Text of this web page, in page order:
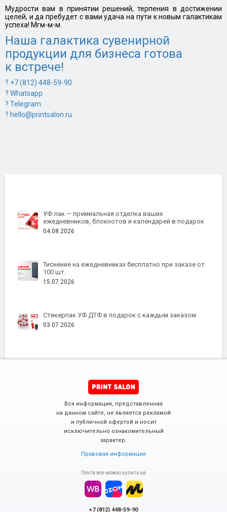
Мудрости вам в принятии решений, терпения в достижении
целей, и да пребудет с вами удача на пути к новым галактикам
успеха! Мгм-м-м.
Наша галактика сувенирной
продукции для бизнеса готова
к встрече!
? +7 (812) 448-59-90
? Whatsapp
? Telegram
? hello@printsalon.ru
УФ лак — премиальная отделка ваших
ежедневников, блокнотов и календарей в подарок
04.08.2026
Тиснение на ежедневниках бесплатно при заказе от
100 шт.
15.07.2026
Стикерпак УФ ДТФ в подарок с каждым заказом
03.07.2026
Вся информация, представленная
на данном сайте, не является рекламой
и публичной офертой и носит
исключительно ознакомительный
характер.
Правовая информация
Почти все можно купить на
+7 (812) 448-59-90